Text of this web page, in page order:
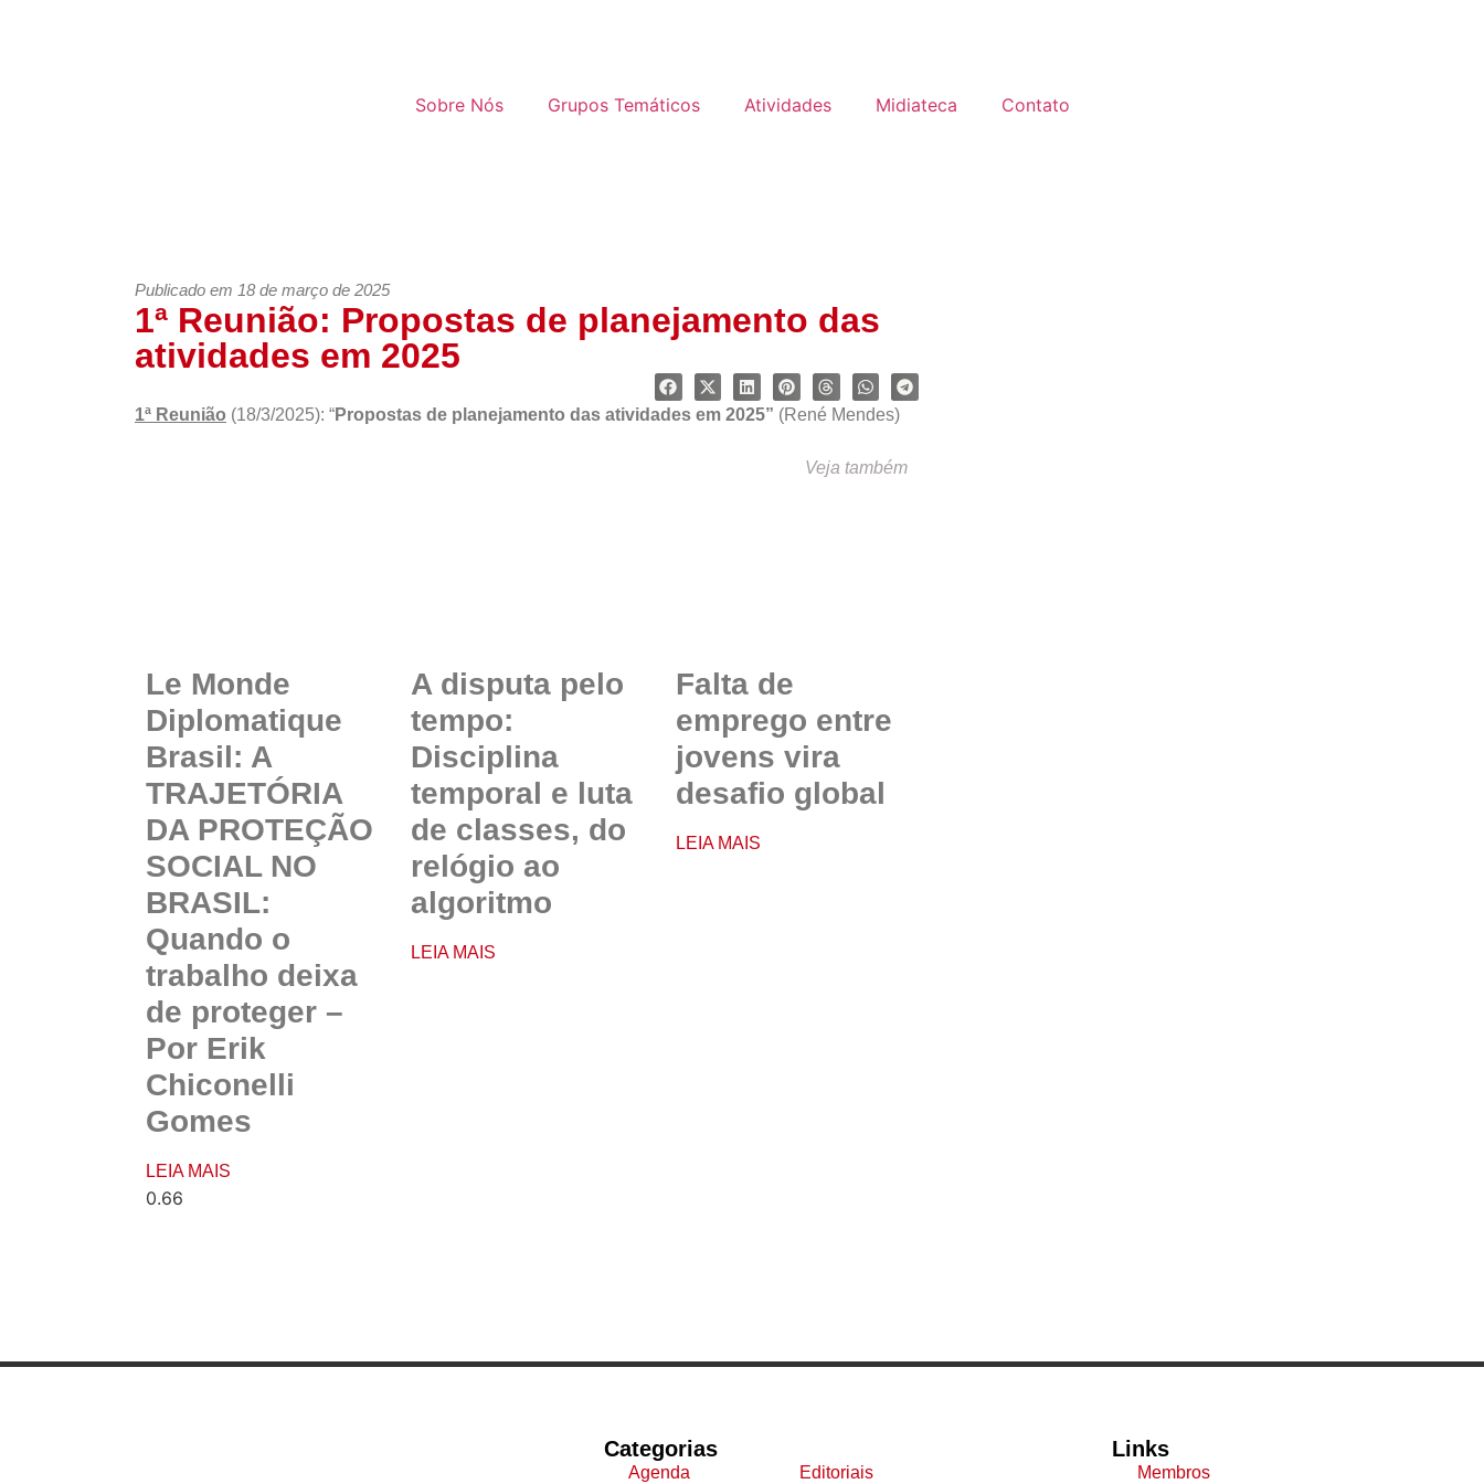
Sobre Nós Grupos Temáticos Atividades Midiateca Contato
Publicado em 18 de março de 2025
1ª Reunião: Propostas de planejamento das
atividades em 2025
1ª Reunião (18/3/2025): “Propostas de planejamento das atividades em 2025” (René Mendes)
Veja também
Le Monde
Diplomatique
Brasil: A
TRAJETÓRIA
DA PROTEÇÃO
SOCIAL NO
BRASIL:
Quando o
trabalho deixa
de proteger –
Por Erik
Chiconelli
Gomes
LEIA MAIS
A disputa pelo
tempo:
Disciplina
temporal e luta
de classes, do
relógio ao
algoritmo
LEIA MAIS
Falta de
emprego entre
jovens vira
desafio global
LEIA MAIS
Categorias
Agenda Editoriais
Links
Membros